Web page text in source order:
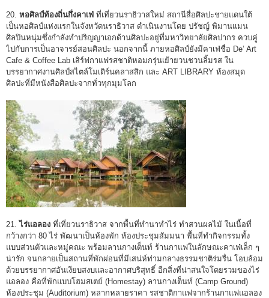
20. หอศิลป์ท้องถิ่นกึ่งคาเฟ่ ที่เที่ยวนราธิวาสใหม่ สถานีสื่อศิลปะชายแดนใต้
เป็นหอศิลป์แห่งแรกในจังหวัดนราธิวาส ดำเนินงานโดย ปรัชญ์ พิมานแมน
ศิลปินหนุ่มซึ่งกำลังทำปริญญาเอกด้านศิลปะอยู่ที่มหาวิทยาลัยศิลปากร ควบคู่
ไปกับการเป็นอาจารย์สอนศิลปะ นอกจากนี้ ภายหอศิลป์ยังมีคาเฟ่ชื่อ De’ Art
Cafe & Coffee Lab เสิร์ฟกาแฟรสชาติหอมกรุ่นเย้ายวนชวนลิ้มรส ใน
บรรยากาศงานศิลป์สไตล์โมเดิร์นคลาสสิก และ ART LIBRARY ห้องสมุด
ศิลปะที่มีหนังสือศิลปะจากทั่วทุกมุมโลก
21.ไร่แอลอง ที่เที่ยวนราธิวาส จากพื้นที่ทำนาทำไร่ ทำสวนผลไม้ ในเนื้อที่
กว้างกว่า 80 ไร่ พัฒนาเป็นห้องพัก ห้องประชุมสัมมนา พื้นที่ทำกิจกรรมทั้ง
แบบส่วนตัวและหมู่คณะ พร้อมลานกางเต็นท์ ร้านกาแฟในลักษณะคาเฟ่เล็ก ๆ
น่ารัก จนกลายเป็นสถานที่พักผ่อนที่มีเสน่ห์ท่ามกลางธรรมชาติร่มรื่น โอบล้อม
ด้วยบรรยากาศอันเงียบสงบและอากาศบริสุทธิ์ อีกสิ่งที่น่าสนใจโดยรวมของไร่
แอลอง คือที่พักแบบโฮมสเตย์ (Homestay) ลานกางเต็นท์ (Camp Ground)
ห้องประชุม (Auditorium) หลากหลายราคา รสชาติกาแฟจากร้านกาแฟแอลอง